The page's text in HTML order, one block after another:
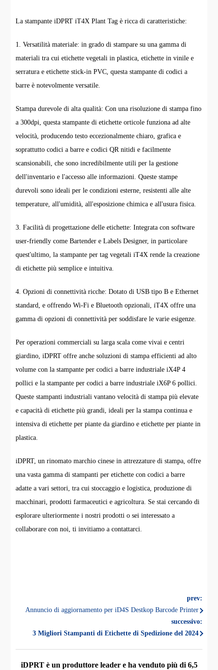
La stampante iDPRT iT4X Plant Tag è ricca di caratteristiche:
1. Versatilità materiale: in grado di stampare su una gamma di
materiali tra cui etichette vegetali in plastica, etichette in vinile e
serratura e etichette stick-in PVC, questa stampante di codici a
barre è notevolmente versatile.
Stampa durevole di alta qualità: Con una risoluzione di stampa fino
a 300dpi, questa stampante di etichette orticole funziona ad alte
velocità, producendo testo eccezionalmente chiaro, grafica e
soprattutto codici a barre e codici QR nitidi e facilmente
scansionabili, che sono incredibilmente utili per la gestione
dell'inventario e l'accesso alle informazioni. Queste stampe
durevoli sono ideali per le condizioni esterne, resistenti alle alte
temperature, all'umidità, all'esposizione chimica e all'usura fisica.
3. Facilità di progettazione delle etichette: Integrata con software
user-friendly come Bartender e Labels Designer, in particolare
quest'ultimo, la stampante per tag vegetali iT4X rende la creazione
di etichette più semplice e intuitiva.
4. Opzioni di connettività ricche: Dotato di USB tipo B e Ethernet
standard, e offrendo Wi-Fi e Bluetooth opzionali, iT4X offre una
gamma di opzioni di connettività per soddisfare le varie esigenze.
Per operazioni commerciali su larga scala come vivai e centri
giardino, iDPRT offre anche soluzioni di stampa efficienti ad alto
volume con la stampante per codici a barre industriale iX4P 4
pollici e la stampante per codici a barre industriale iX6P 6 pollici.
Queste stampanti industriali vantano velocità di stampa più elevate
e capacità di etichette più grandi, ideali per la stampa continua e
intensiva di etichette per piante da giardino e etichette per piante in
plastica.
iDPRT, un rinomato marchio cinese in attrezzature di stampa, offre
una vasta gamma di stampanti per etichette con codici a barre
adatte a vari settori, tra cui stoccaggio e logistica, produzione di
macchinari, prodotti farmaceutici e agricoltura. Se stai cercando di
esplorare ulteriormente i nostri prodotti o sei interessato a
collaborare con noi, ti invitiamo a contattarci.
prev:
Annuncio di aggiornamento per iD4S Destkop Barcode Printer
successivo:
3 Migliori Stampanti di Etichette di Spedizione del 2024
iDPRT è un produttore leader e ha venduto più di 6,5